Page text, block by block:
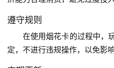
遵守规则
在使用烟花卡的过程中，
定，不进行违规操作，以免影